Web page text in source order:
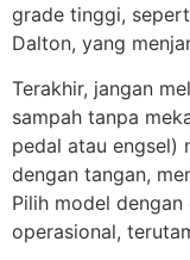
grade tinggi,
Dalton, yang
Terakhir, jangan
sampah tanpa
pedal atau engsel)
dengan tangan,
Pilih model
operasional,